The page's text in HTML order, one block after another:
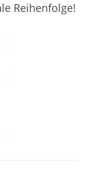
Reihenfolge!